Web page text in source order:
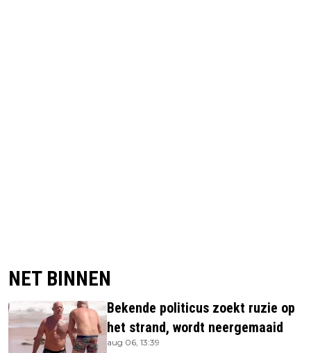
NET BINNEN
Bekende politicus zoekt ruzie op
het strand, wordt neergemaaid
aug 06, 13:39